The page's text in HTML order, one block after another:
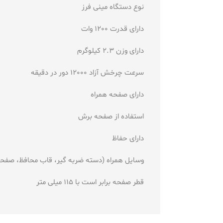
نوع دستگاه مینی فرز
دارای قدرت 1200 وات
دارای وزن 2.3 کیلوگرم
سرعت چرخش آزاد 12000 دور در دقیقه
دارای صفحه همراه
استفاده از صفحه برش
دارای حفاظ
وسایل همراه (دسته ضربه گیر، قاب محافظ،
قطر صفحه برابر است با 115 میلی متر